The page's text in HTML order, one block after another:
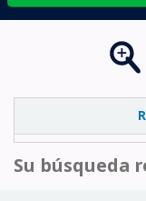
Su búsqueda